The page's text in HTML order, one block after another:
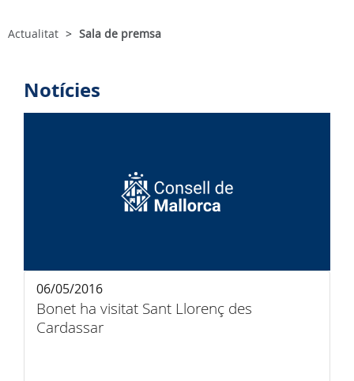
Actualitat Sala de premsa
Notícies
Bonet ha visitat Sant Llorenç des
Cardassar
06/05/2016